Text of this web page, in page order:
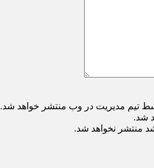
تیم مدیریت در وب منتشر خواهد شد.
شد.
منتشر نخواهد شد.